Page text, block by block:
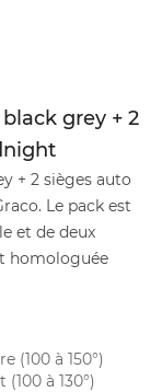
grey + 2
+ 2 sièges auto
Le pack est
et de deux
homologuée
(100 à 150°)
à 130°)